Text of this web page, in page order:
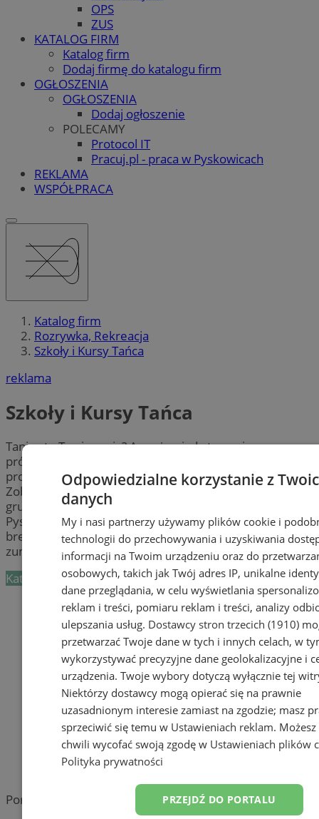
OPS
ZUS
KATALOG FIRM
Katalog firm
Dodaj firmę do katalogu firm
OGŁOSZENIA
OGŁOSZENIA
Dodaj ogłoszenie
POLECAMY
Protocol IT
Pracuj.pl - praca w Pyskowicach
REKLAMA
WSPÓŁPRACA
Katalog firm
Rozrywka, Rekreacja
Szkoły i Kursy Tańca
reklama
Szkoły i Kursy Tańca
Taniec to Twoja pasja? A może nigdy tego nie
próbowałeś, jednak zawsze chciałeś? Sprawdź
profesjonalneszkoły tańcaw mieście Pyskowice.
Zobacz, gdzie w Pyskowicach możesz skorzystać z lekcji
grupowych i/lub indywidualnych. Wybierz w okolicy
Pyskowic odpowiedni kurs tańca dla siebie: hip hop,
breakdance, taniec klasyczny, taniec nowoczesny, czy
zumba i zacznij swoją przygodę ztańcemjuż dziś.
Kategoria nie zawiera żadnych prezentacji firm.
Dodaj firmę
Pozostałe firmy w kategorii
reklama
Tworzenie stron www -
Pyskowice
reklama
Portal należy do sieci
Odpowiedzialne korzystanie z
danych
My i nasi partnerzy używamy plików cookie i
technologii do przechowywania i uzyskiwania
informacji na Twoim urządzeniu oraz do
osobowych, takich jak Twój adres IP, unikalne
dane przeglądania, w celu wyświetlania
reklam i treści, pomiaru reklam i treści, analizy
ulepszania usług. Dostawcy stron trzecich (1910)
przetwarzać Twoje dane w tych i innych celach, w
wykorzystywać precyzyjne dane geolokalizacyjne i
urządzenia. Twoje wybory dotyczą wyłącznie tej
Niektórzy dostawcy mogą opierać się na prawnie
uzasadnionym interesie zamiast na zgodzie; masz
sprzeciwić się temu w Ustawieniach reklam.
chwili wycofać swoją zgodę w Ustawieniach plików
Polityka prywatności
PRZEJDŹ DO PORTALU